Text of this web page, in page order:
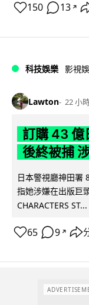
150 13 ↗
科技娛樂 影視
Lawton 22 小
訂購 43 億
後終被捕
日本警視廳神田署
指她涉嫌在出版巨
CHARACTERS ST...
65 9 ↗